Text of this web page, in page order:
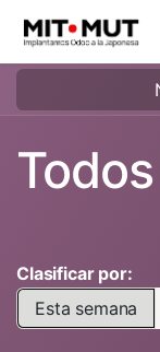
Clasificar por:
Esta semana